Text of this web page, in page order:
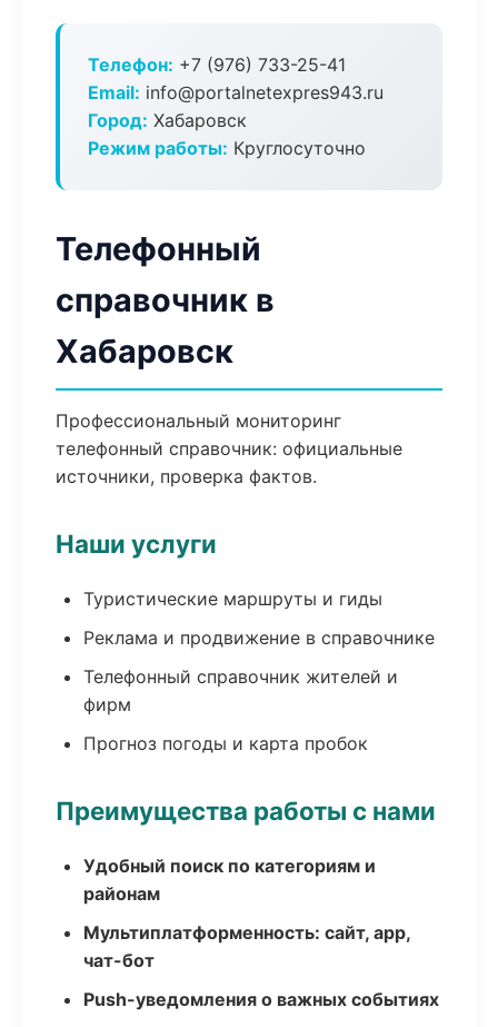
Телефон: +7 (976) 733-25-41
Email: info@portalnetexpres943.ru
Город: Хабаровск
Режим работы: Круглосуточно
Телефонный
справочник в
Хабаровск
Профессиональный мониторинг
телефонный справочник: официальные
источники, проверка фактов.
Наши услуги
Туристические маршруты и гиды
Реклама и продвижение в справочнике
Телефонный справочник жителей и
фирм
Прогноз погоды и карта пробок
Преимущества работы с нами
Удобный поиск по категориям и
районам
Мультиплатформенность: сайт, app,
чат-бот
Push-уведомления о важных событиях